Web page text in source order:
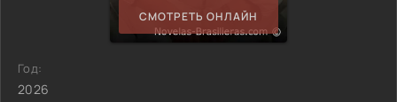
СМОТРЕТЬ ОНЛАЙН
Год:
2026